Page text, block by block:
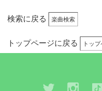
検索に戻る 楽曲検索
トップページに戻る トッ